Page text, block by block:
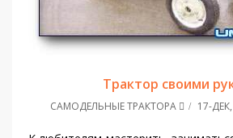
Трактор своими
САМОДЕЛЬНЫЕ ТРАКТОРА 17-